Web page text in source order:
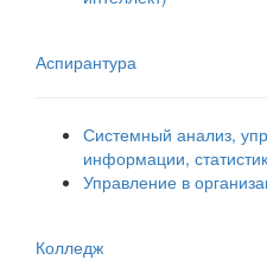
Аспирантура
Системный анализ,
информации,
Управление в
Колледж